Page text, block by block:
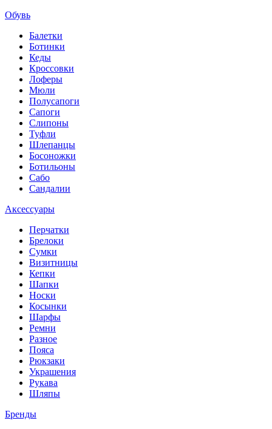
Обувь
Балетки
Ботинки
Кеды
Кроссовки
Лоферы
Мюли
Полусапоги
Сапоги
Слипоны
Туфли
Шлепанцы
Босоножки
Ботильоны
Сабо
Сандалии
Аксессуары
Перчатки
Брелоки
Сумки
Визитницы
Кепки
Шапки
Носки
Косынки
Шарфы
Ремни
Разное
Пояса
Рюкзаки
Украшения
Рукава
Шляпы
Бренды